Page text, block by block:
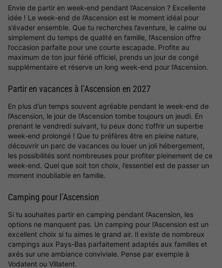
Envie de partir en week-end pendant l’Ascension ? Excellente
idée ! Le week-end de l’Ascension est le moment idéal pour
s’évader ensemble. Que tu recherches l’aventure, le calme ou
simplement du temps de qualité en famille, l’Ascension offre
l’occasion parfaite pour une courte escapade. Profite au
maximum de ton jour férié officiel, prends un jour de congé
supplémentaire et réserve un long week-end pour l’Ascension.
Partir en vacances à l’Ascension en 2027
En plus d’un temps souvent agréable pendant le week-end de
l’Ascension, le jour de l’Ascension tombe toujours un jeudi. En
prenant le vendredi suivant, tu peux donc t’offrir un superbe
week-end prolongé ! Que tu préfères être en pleine nature,
découvrir un parc de vacances ou louer un joli hébergement,
les possibilités sont nombreuses pour profiter pleinement de ce
week-end. Quel que soit ton choix, l’essentiel est de passer un
moment inoubliable en famille.
Camping pour l’Ascension
Si tu souhaites partir en camping pendant l’Ascension, les
options ne manquent pas. Un camping pour l’Ascension est un
excellent choix si tu aimes le grand air. Il existe de nombreux
campings aux Pays-Bas parfaitement adaptés aux familles et
axés sur une ambiance conviviale. Pense par exemple à
Vodatent ou Villatent.